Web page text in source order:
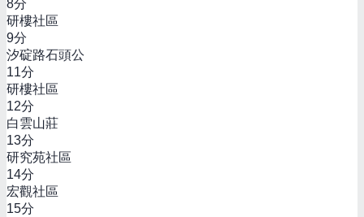
8分
研樓社區
9分
汐碇路石頭公
11分
研樓社區
12分
白雲山莊
13分
研究苑社區
14分
宏觀社區
15分